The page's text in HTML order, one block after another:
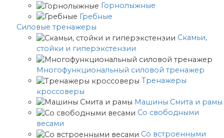
Горнолыжные
Гребные
Cиловые тренажеры
Скамьи,
стойки и гиперэкстензии
Многофункциональный силовой тренажер
Тренажеры
кроссоверы
Машины Смита и рамы
Со свободными
весами
Со встроенными